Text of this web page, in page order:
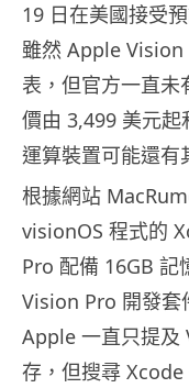
19 日在美國接受
雖然 Apple Vision
表，但官方一直未
價由 3,499 美元起
運算裝置可能還有
根據網站
visionOS 程式的
Pro 配備 16GB 記
Vision Pro 開發套
Apple 一直只提及
存，但搜尋